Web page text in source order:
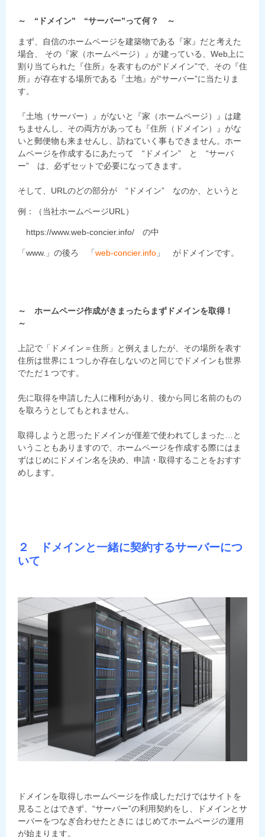
～ “ドメイン” “サーバー”って何？ ～
まず、自信のホームページを建築物である『家』だと考えた
場合、 その『家（ホームページ）』が建っている、Web上に
割り当てられた『住所』を表すものが“ドメイン”で、その『住
所』が存在する場所である『土地』が“サーバー”に当たりま
す。
『土地（サーバー）』がないと『家（ホームページ）』は建
ちませんし、その両方があっても『住所（ドメイン）』がな
いと郵便物も来ませんし、訪ねていく事もできません。ホー
ムページを作成するにあたって “ドメイン” と “サーバ
ー” は、必ずセットで必要になってきます。
そして、URLのどの部分が “ドメイン” なのか、というと
例：（当社ホームページURL）
https://www.web-concier.info/ の中
「www.」の後ろ 「web-concier.info 」 がドメインです。
～ ホームページ作成がきまったらまずドメインを取得！
～
上記で「ドメイン＝住所」と例えましたが、その場所を表す
住所は世界に１つしか存在しないのと同じでドメインも世界
でただ１つです。
先に取得を申請した人に権利があり、後から同じ名前のもの
を取ろうとしてもとれません。
取得しようと思ったドメインが僅差で使われてしまった…と
いうこともありますので、ホームページを作成する際にはま
ずはじめにドメイン名を決め、申請・取得することをおすす
めします。
２ ドメインと一緒に契約するサーバーにつ
いて
ドメインを取得しホームページを作成しただけではサイトを
見ることはできず、“サーバー”の利用契約をし、ドメインとサ
ーバーをつなぎ合わせたときに はじめてホームページの運用
が始まります。